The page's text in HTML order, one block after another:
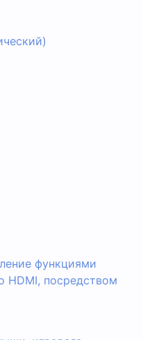
функциями
HDMI, посредством